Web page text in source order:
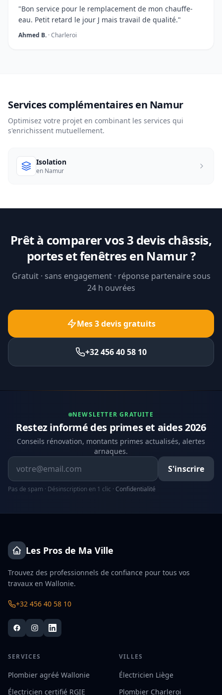
"Bon service pour le remplacement de mon chauffe-
eau. Petit retard le jour J mais travail de qualité."
Ahmed B. · Charleroi
Services complémentaires en Namur
Optimisez votre projet en combinant les services qui
s'enrichissent mutuellement.
Isolation
en Namur
Prêt à comparer vos 3 devis châssis,
portes et fenêtres en Namur ?
Gratuit · sans engagement · réponse partenaire sous
24 h ouvrées
Mes 3 devis gratuits
+32 456 40 58 10
NEWSLETTER GRATUITE
Restez informé des primes et aides 2026
Conseils rénovation, montants primes actualisés, alertes
arnaques.
Adresse email
S'inscrire
Pas de spam · Désinscription en 1 clic · Confidentialité
Les Pros de Ma Ville
Trouvez des professionnels de confiance pour tous vos
travaux en Wallonie.
+32 456 40 58 10
SERVICES
Plombier agréé Wallonie
Électricien certifié RGIE
VILLES
Électricien Liège
Plombier Charleroi